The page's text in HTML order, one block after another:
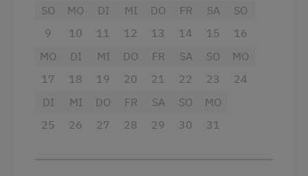
Ausstattung
4 Plattenherd
Backofen
Badewanne
Balkon/Terrasse
SO
9
MO
10
DI
11
MI
12
DO
13
FR
14
SA
15
SO
16
MO
17
DI
18
MI
19
DO
20
FR
21
SA
22
SO
23
MO
24
DI
25
MI
26
DO
27
FR
28
SA
29
SO
30
MO
31